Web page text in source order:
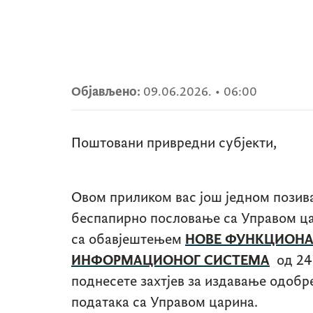
Објављено: 09.06.2026. • 06:00
Поштовани привредни субјекти,
Овом приликом вас још једном
беспапирно пословање са Управом
са обавјештењем НОВЕ
ИНФОРМАЦИОНОГ СИСТЕМА од
поднесете захтјев за издавање
података са Управом царина.